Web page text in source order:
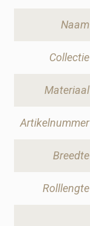
Naam
Collectie
Materiaal
Artikelnummer
Breedte
Rolllengte